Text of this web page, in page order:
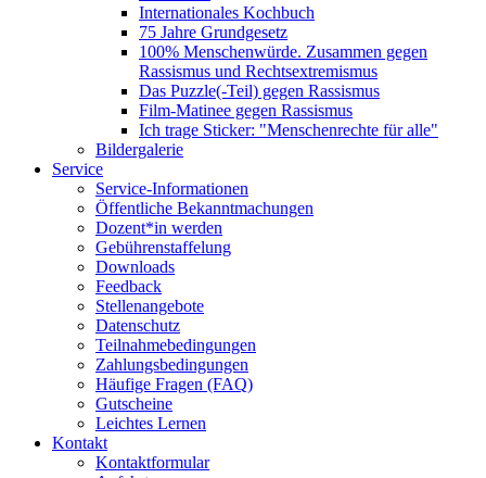
Internationales Kochbuch
75 Jahre Grundgesetz
100% Menschenwürde. Zusammen gegen
Rassismus und Rechtsextremismus
Das Puzzle(-Teil) gegen Rassismus
Film-Matinee gegen Rassismus
Ich trage Sticker: "Menschenrechte für alle"
Bildergalerie
Service
Service-Informationen
Öffentliche Bekanntmachungen
Dozent*in werden
Gebührenstaffelung
Downloads
Feedback
Stellenangebote
Datenschutz
Teilnahmebedingungen
Zahlungsbedingungen
Häufige Fragen (FAQ)
Gutscheine
Leichtes Lernen
Kontakt
Kontaktformular